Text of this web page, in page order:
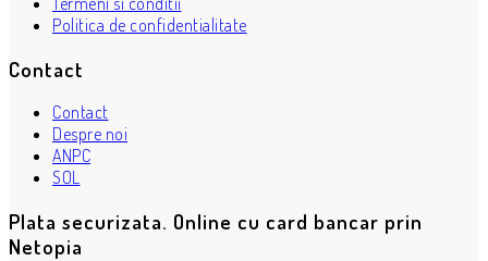
Politica de confidentialitate
Contact
Contact
Despre noi
ANPC
SOL
Plata securizata. Online cu card bancar prin
Netopia